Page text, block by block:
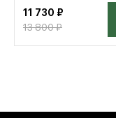
11 730 ₽
13 800 ₽